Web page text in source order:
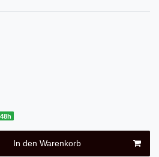
In den Warenkorb